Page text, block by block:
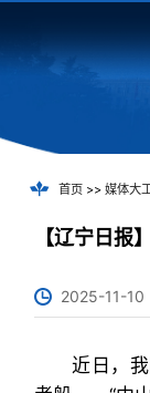
首页>> 媒体大
【辽宁日报
2025-11-10
近日，